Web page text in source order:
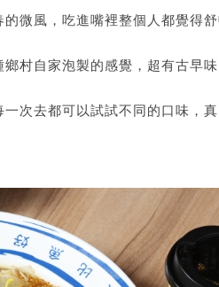
微風，吃進嘴裡整個人都覺得
村自家泡製的感覺，超有古早
次去都可以試試不同的口味，